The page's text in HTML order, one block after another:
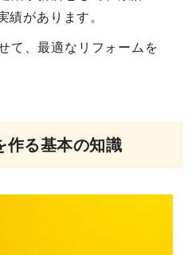
績があります。
て、最適なリフォームを
作る基本の知識